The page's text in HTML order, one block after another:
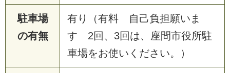
駐車場
の有無
有り（有料 自己負担願いま
す 2回、3回は、座間市役所駐
車場をお使いください。）